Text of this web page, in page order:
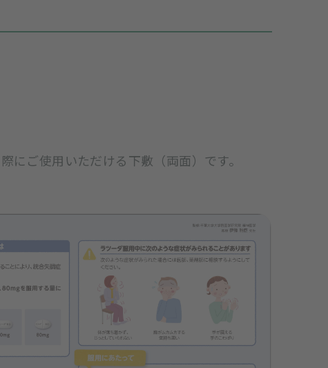
ご使用いただける下敷（両面）です。